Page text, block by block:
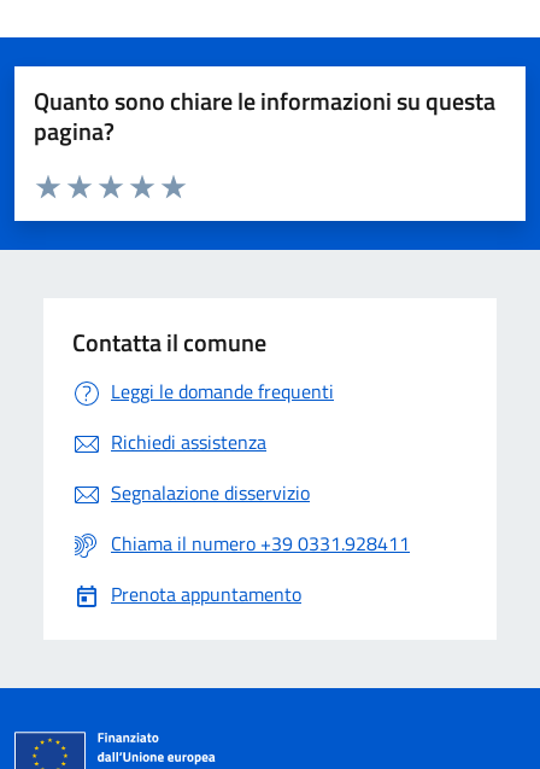
Quanto sono chiare le informazioni su questa
pagina?
Valuta da 1 a 5 stelle la pagina
Valuta 5 stelle su 5
Valuta 4 stelle su 5
Valuta 3 stelle su 5
Valuta 2 stelle su 5
Valuta 1 stelle su 5
Contatta il comune
Leggi le domande frequenti
Richiedi assistenza
Segnalazione disservizio
Chiama il numero +39 0331.928411
Prenota appuntamento